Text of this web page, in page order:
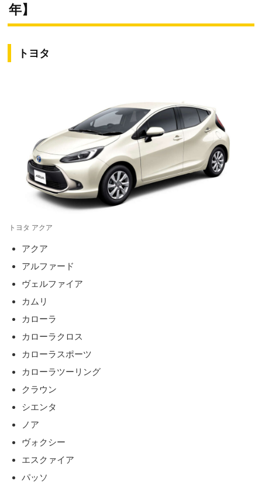
年】
トヨタ
トヨタ アクア
アクア
アルファード
ヴェルファイア
カムリ
カローラ
カローラクロス
カローラスポーツ
カローラツーリング
クラウン
シエンタ
ノア
ヴォクシー
エスクァイア
パッソ